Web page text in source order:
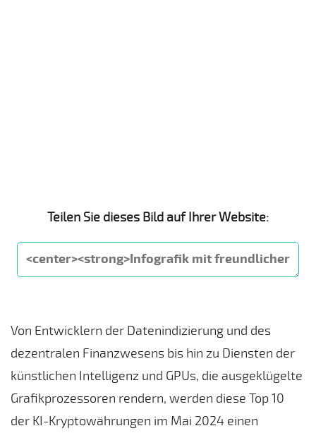
Teilen Sie dieses Bild auf Ihrer Website:
Von Entwicklern der Datenindizierung und des
dezentralen Finanzwesens bis hin zu Diensten der
künstlichen Intelligenz und GPUs, die ausgeklügelte
Grafikprozessoren rendern, werden diese Top 10
der KI-Kryptowährungen im Mai 2024 einen